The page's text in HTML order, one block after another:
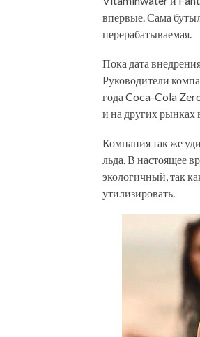
впервые. Сама
перерабатываемая.
Пока дата
Руководители
года Coca-Cola
и на других рынках
Компания так же
льда. В настоящее
экологичный, так
утилизировать.